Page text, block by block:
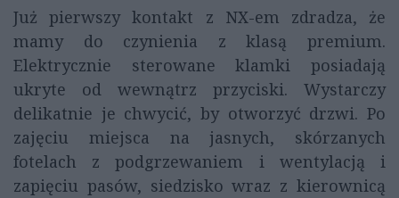
Już pierwszy kontakt z NX-em zdradza, że
mamy do czynienia z klasą premium.
Elektrycznie sterowane klamki posiadają
ukryte od wewnątrz przyciski. Wystarczy
delikatnie je chwycić, by otworzyć drzwi. Po
zajęciu miejsca na jasnych, skórzanych
fotelach z podgrzewaniem i wentylacją i
zapięciu pasów, siedzisko wraz z kierownicą